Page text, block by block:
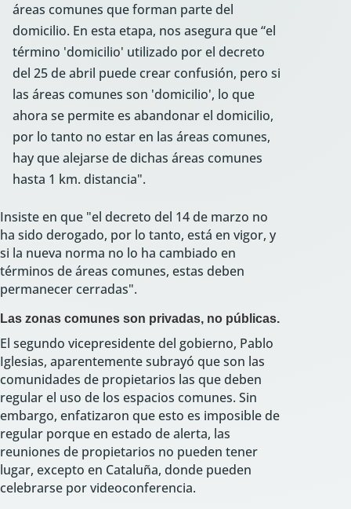
áreas comunes que forman parte del
domicilio. En esta etapa, nos asegura que “el
término 'domicilio' utilizado por el decreto
del 25 de abril puede crear confusión, pero si
las áreas comunes son 'domicilio', lo que
ahora se permite es abandonar el domicilio,
por lo tanto no estar en las áreas comunes,
hay que alejarse de dichas áreas comunes
hasta 1 km. distancia".
Insiste en que "el decreto del 14 de marzo no
ha sido derogado, por lo tanto, está en vigor, y
si la nueva norma no lo ha cambiado en
términos de áreas comunes, estas deben
permanecer cerradas".
Las zonas comunes son privadas, no públicas.
El segundo vicepresidente del gobierno, Pablo
Iglesias, aparentemente subrayó que son las
comunidades de propietarios las que deben
regular el uso de los espacios comunes. Sin
embargo, enfatizaron que esto es imposible de
regular porque en estado de alerta, las
reuniones de propietarios no pueden tener
lugar, excepto en Cataluña, donde pueden
celebrarse por videoconferencia.